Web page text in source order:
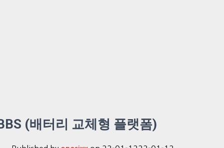
(배터리 교체형 플랫폼)